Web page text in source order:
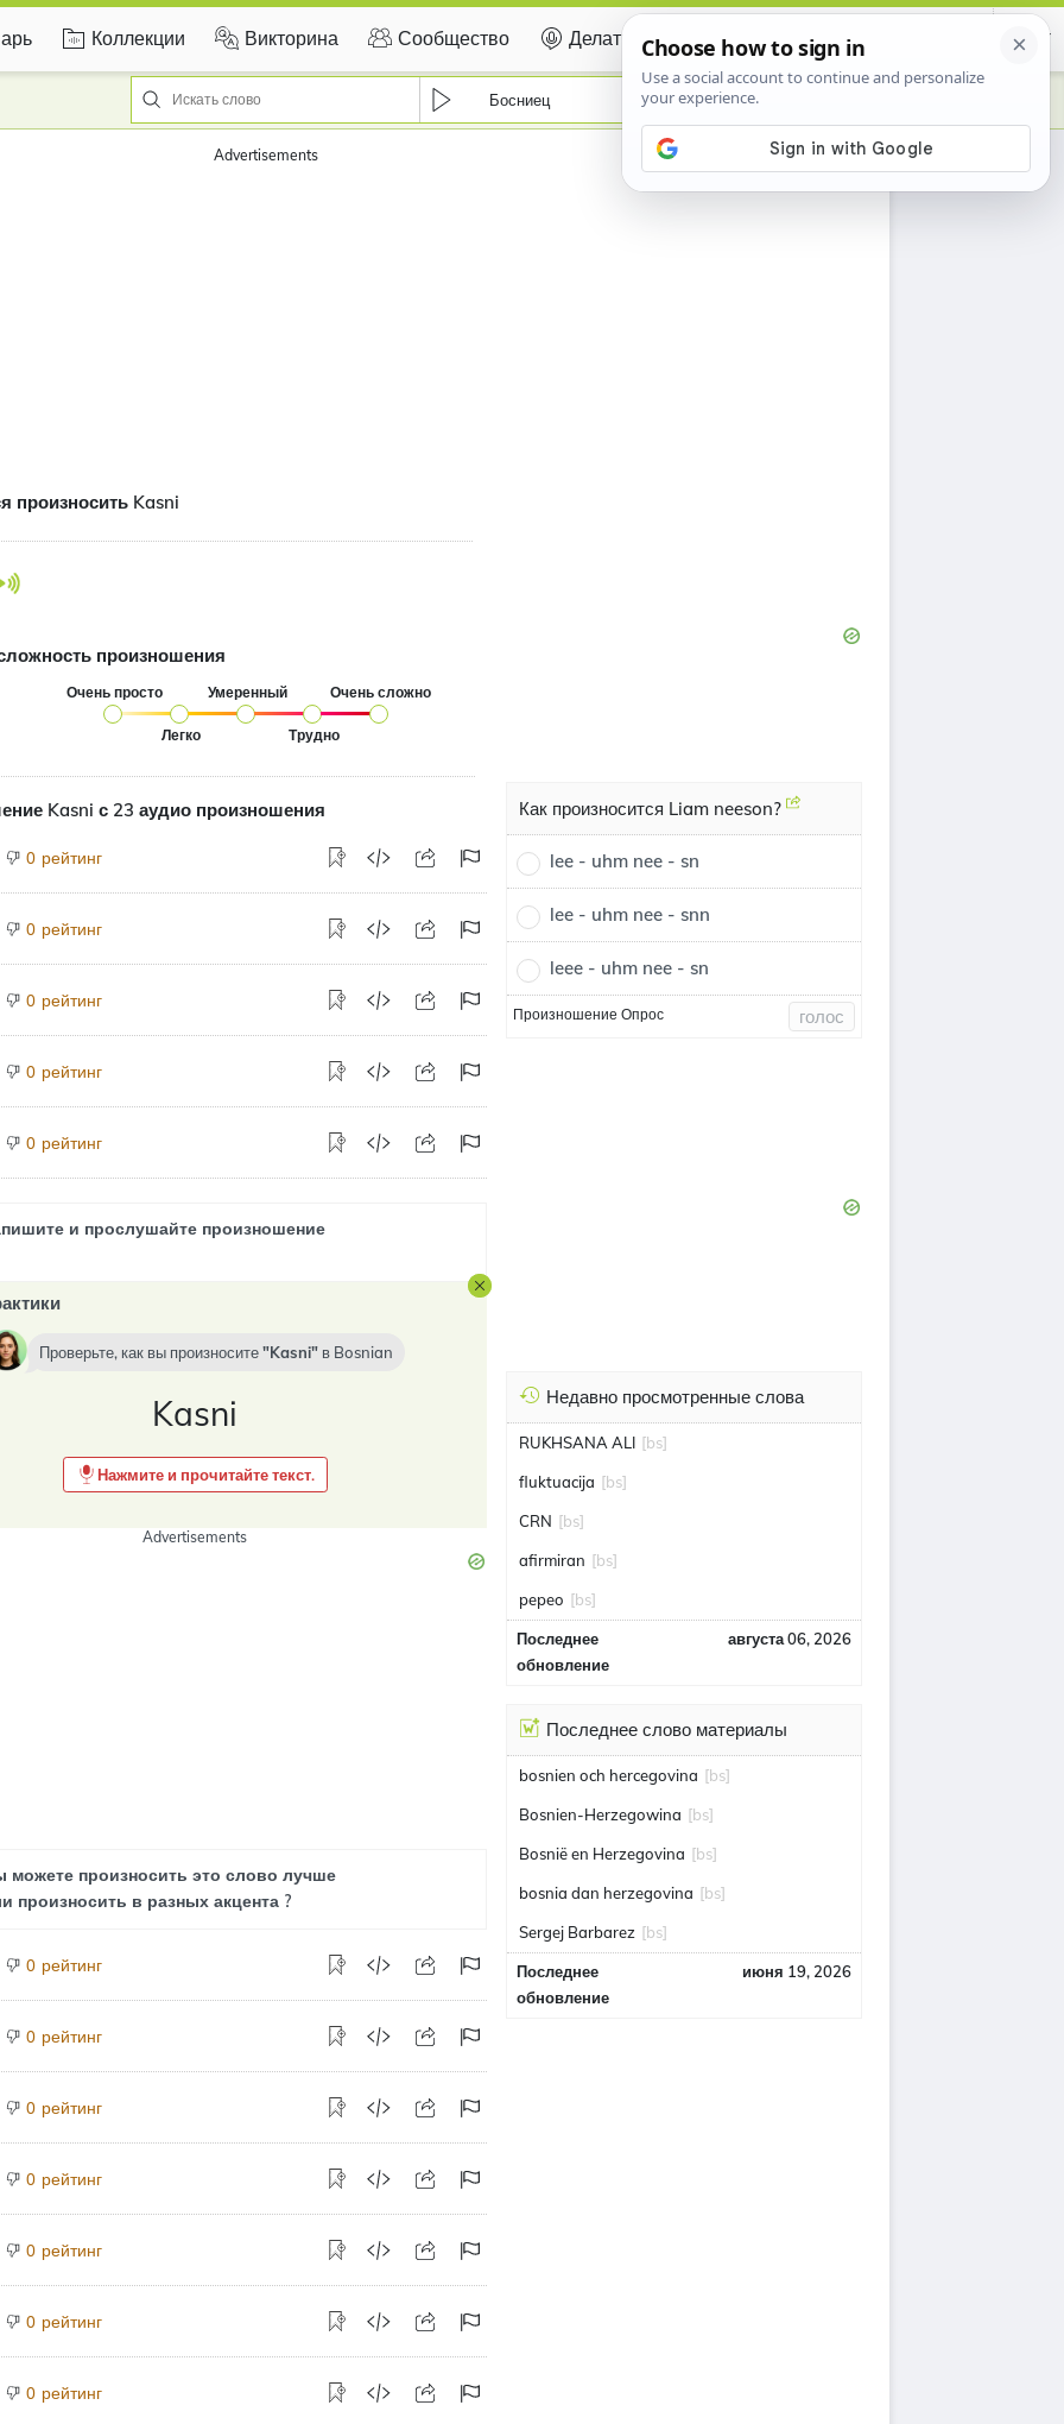
Коллекции Викторина Сообщество Делать вклад Certificate
Босниец
Advertisements
произносить Kasni
произношения
Очень просто
Легко
Умеренный
Трудно
Очень сложно
Kasni с 23 аудио произношения
0 рейтинг
0 рейтинг
0 рейтинг
0 рейтинг
0 рейтинг
и прослушайте произношение
Проверьте, как вы произносите Kasni в Bosnian
Kasni
Нажмите и прочитайте текст.
Advertisements
можете произносить это слово лучше
произносить в разных акцента ?
0 рейтинг
0 рейтинг
0 рейтинг
0 рейтинг
0 рейтинг
0 рейтинг
0 рейтинг
Как произносится Liam neeson?
lee - uhm nee - sn
lee - uhm nee - snn
leee - uhm nee - sn
Произношение Опрос голос
Недавно просмотренные слова
RUKHSANA ALI [bs]
fluktuacija [bs]
CRN [bs]
afirmiran [bs]
pepeo [bs]
Последнее
обновление
августа 06, 2026
Последнее слово материалы
bosnien och hercegovina [bs]
Bosnien-Herzegowina [bs]
Bosnië en Herzegovina [bs]
bosnia dan herzegovina [bs]
Sergej Barbarez [bs]
Последнее
обновление
июня 19, 2026